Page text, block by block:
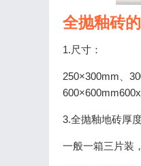
全抛釉砖
1.尺寸：
250×300mm、
3.全抛釉地砖厚
一般一箱三片装